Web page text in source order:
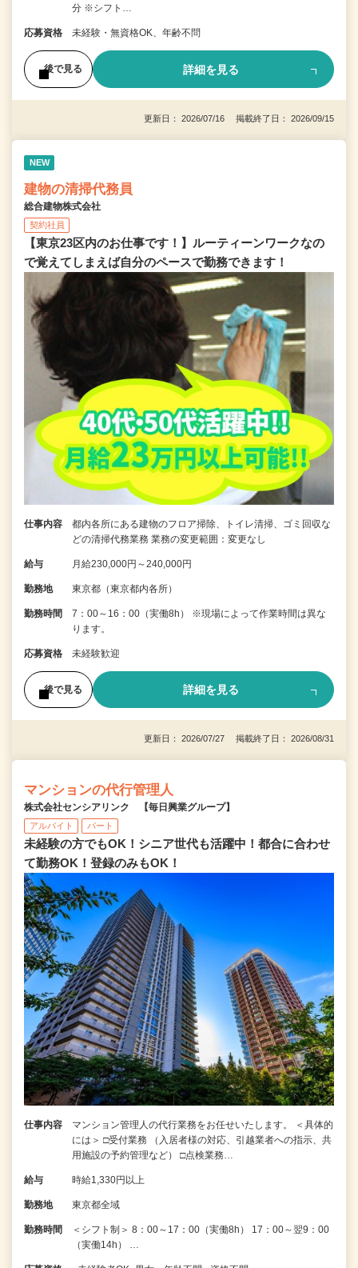
分 ※シフト…
応募資格 未経験・無資格OK、年齢不問
後で見る 詳細を見る
更新日： 2026/07/16 掲載終了日： 2026/09/15
NEW
建物の清掃代務員
総合建物株式会社
契約社員
【東京23区内のお仕事です！】ルーティーンワークなの
で覚えてしまえば自分のペースで勤務できます！
仕事内容
都内各所にある建物のフロア掃除、トイレ清掃、ゴミ回収な
どの清掃代務業務 業務の変更範囲：変更なし
給与 月給230,000円～240,000円
勤務地 東京都（東京都内各所）
勤務時間
7：00～16：00（実働8h） ※現場によって作業時間は異な
ります。
応募資格 未経験歓迎
後で見る 詳細を見る
更新日： 2026/07/27 掲載終了日： 2026/08/31
マンションの代行管理人
株式会社センシアリンク 【毎日興業グループ】
アルバイト パート
未経験の方でもOK！シニア世代も活躍中！都合に合わせ
て勤務OK！登録のみもOK！
仕事内容
マンション管理人の代行業務をお任せいたします。 ＜具体的
には＞ □受付業務 （入居者様の対応、引越業者への指示、共
用施設の予約管理など） □点検業務…
給与 時給1,330円以上
勤務地 東京都全域
勤務時間
＜シフト制＞ 8：00～17：00（実働8h） 17：00～翌9：00
（実働14h） …